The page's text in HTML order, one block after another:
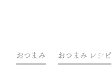
おつまみ おつまみ レシピ